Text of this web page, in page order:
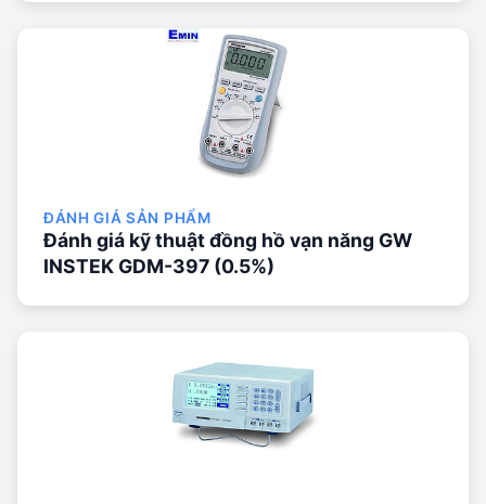
ĐÁNH GIÁ SẢN PHẨM
Đánh giá kỹ thuật đồng hồ vạn năng GW
INSTEK GDM-397 (0.5%)